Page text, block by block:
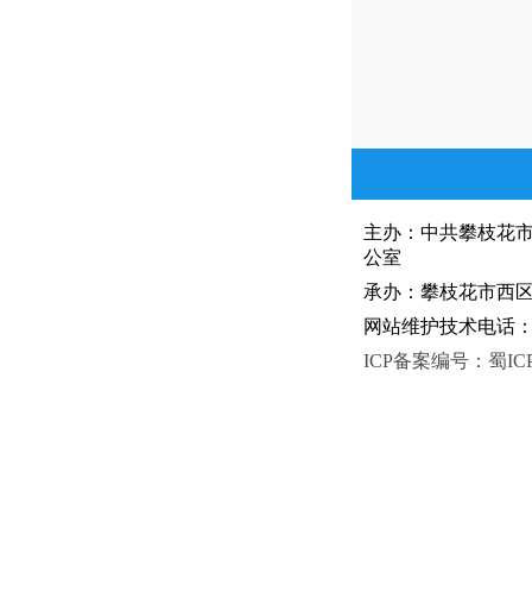
主办：中共攀枝
公室
承办：攀枝花市西
网站维护技术电话
ICP备案编号：蜀